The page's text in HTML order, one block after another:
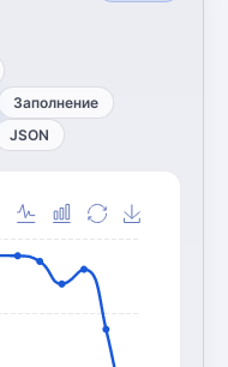
Заполнение
JSON